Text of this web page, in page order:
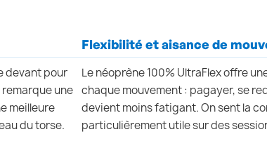
devant pour
une
meilleure
du torse.
Flexibilité et aisance de
Le néoprène 100% UltraFlex offre
chaque mouvement : pagayer, se
devient moins fatigant. On sent la
particulièrement utile sur des